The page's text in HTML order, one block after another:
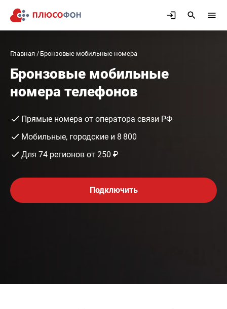
Главная Бронзовые мобильные номера
Бронзовые мобильные
номера телефонов
Прямые номера от оператора связи РФ
Мобильные, городские и 8 800
Для 74 регионов от 250 ₽
Подключить